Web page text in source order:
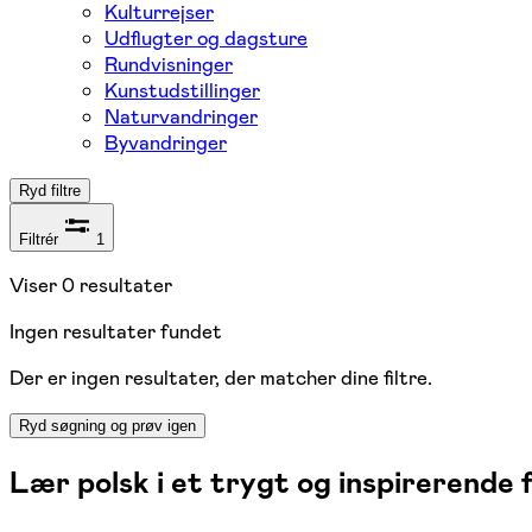
Kulturrejser
Udflugter og dagsture
Rundvisninger
Kunstudstillinger
Naturvandringer
Byvandringer
Ryd filtre
Filtrér 1
Viser0 resultater
Ingen resultater fundet
Der er ingen resultater, der matcher dine filtre.
Ryd søgning og prøv igen
Lær polsk i et trygt og inspirerende